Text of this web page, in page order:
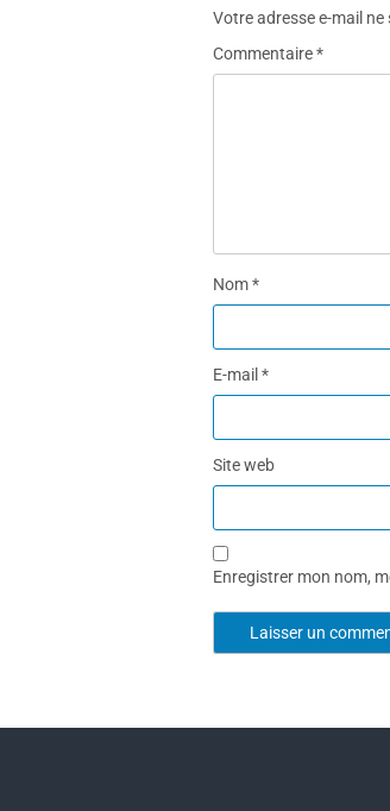
Votre adresse e-mail ne
Commentaire*
Nom*
E-mail *
Site web
Enregistrer mon nom,